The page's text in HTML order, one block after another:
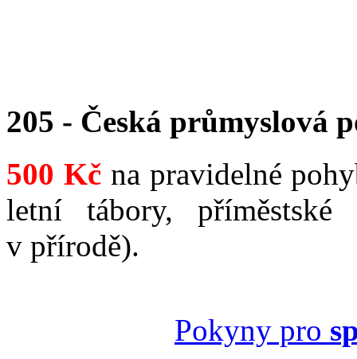
205 - Česká průmyslová
500 Kčna pravidelné
letní tábory,
v přírodě).
Pokyny pro